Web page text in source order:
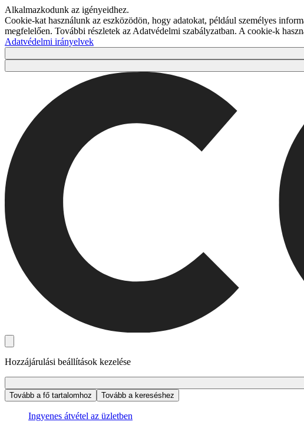
Alkalmazkodunk az igényeidhez.
Cookie-kat használunk az eszközödön, hogy adatokat, például személyes
megfelelően. További részletek az Adatvédelmi szabályzatban. A cookie-k
Adatvédelmi irányelvek
Hozzájárulási beállítások kezelése
Tovább a fő tartalomhoz
Tovább a kereséshez
Ingyenes átvétel az üzletben